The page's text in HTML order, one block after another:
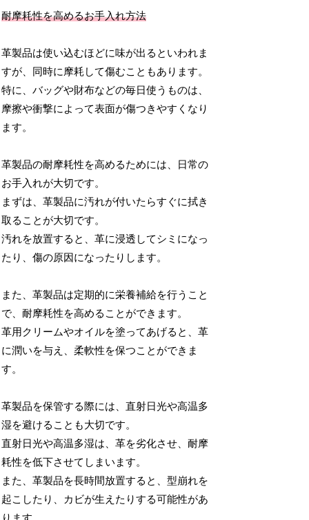
耐摩耗性を高めるお手入れ方法
革製品は使い込むほどに味が出るといわれま
すが、同時に摩耗して傷むこともあります。
特に、バッグや財布などの毎日使うものは、
摩擦や衝撃によって表面が傷つきやすくなり
ます。
革製品の耐摩耗性を高めるためには、日常の
お手入れが大切です。
まずは、革製品に汚れが付いたらすぐに拭き
取ることが大切です。
汚れを放置すると、革に浸透してシミになっ
たり、傷の原因になったりします。
また、革製品は定期的に栄養補給を行うこと
で、耐摩耗性を高めることができます。
革用クリームやオイルを塗ってあげると、革
に潤いを与え、柔軟性を保つことができま
す。
革製品を保管する際には、直射日光や高温多
湿を避けることも大切です。
直射日光や高温多湿は、革を劣化させ、耐摩
耗性を低下させてしまいます。
また、革製品を長時間放置すると、型崩れを
起こしたり、カビが生えたりする可能性があ